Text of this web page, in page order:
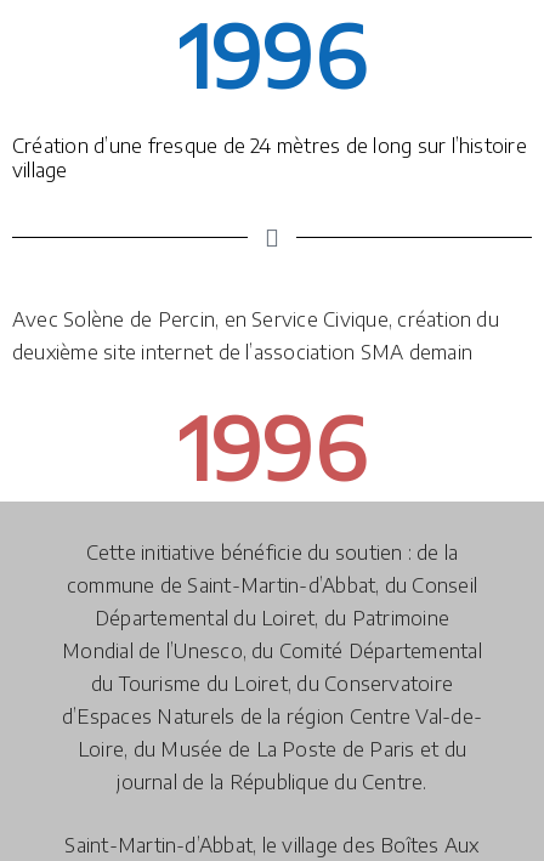
1996
Création d’une fresque de 24 mètres de long sur l’histoire
village
Avec Solène de Percin, en Service Civique, création du
deuxième site internet de l’association SMA demain
1996
Cette initiative bénéficie du soutien : de la
commune de Saint-Martin-d’Abbat, du Conseil
Départemental du Loiret, du Patrimoine
Mondial de l’Unesco, du Comité Départemental
du Tourisme du Loiret, du Conservatoire
d’Espaces Naturels de la région Centre Val-de-
Loire, du Musée de La Poste de Paris et du
journal de la République du Centre.
Saint-Martin-d’Abbat, le village des Boîtes Aux